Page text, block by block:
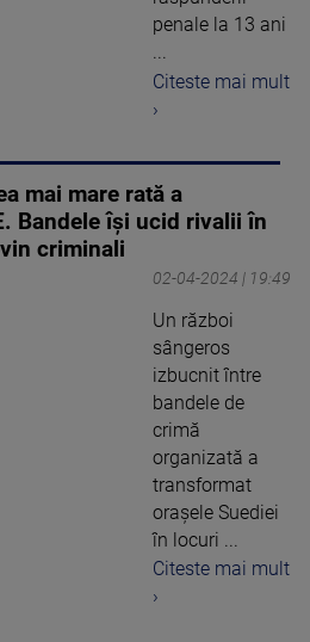
penale la 13 ani
...
Citeste mai mult
›
mai mare rată a
Bandele își ucid rivalii în
criminali
02-04-2024 | 19:49
Un război
sângeros
izbucnit între
bandele de
crimă
organizată a
transformat
orașele Suediei
în locuri ...
Citeste mai mult
›